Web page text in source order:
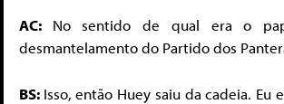
AC: No sentido de qual era o
desmantelamento do Partido dos
BS: Isso, então Huey saiu da cadeia. Eu